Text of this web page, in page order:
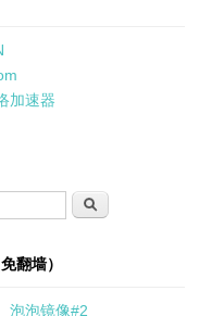
加速器
搜索
翻墙）
泡泡镜像#2